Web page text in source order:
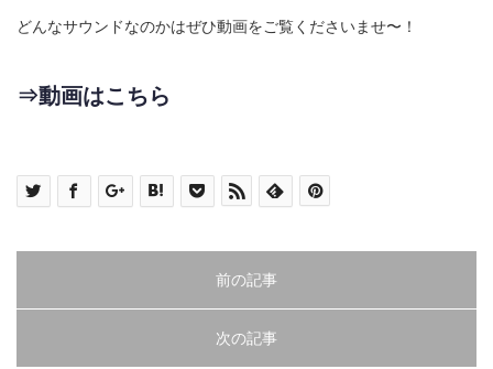
どんなサウンドなのかはぜひ動画をご覧くださいませ〜！
⇒動画はこちら
前の記事
次の記事